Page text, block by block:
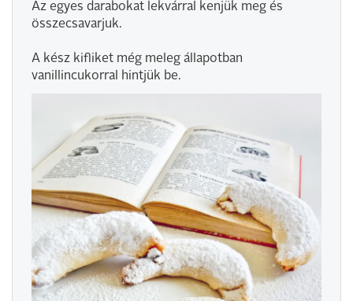
Az egyes darabokat lekvárral kenjük meg és
összecsavarjuk.
A kész kifliket még meleg állapotban
vanillincukorral hintjük be.